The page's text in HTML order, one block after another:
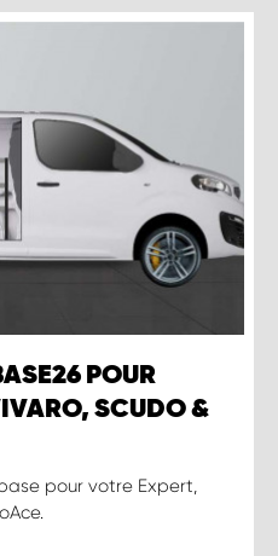
POUR
SCUDO &
pour votre Expert,